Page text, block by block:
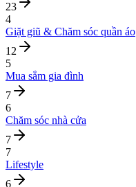
23
4
Giặt giũ & Chăm sóc quần áo
12
5
Mua sắm gia đình
7
6
Chăm sóc nhà cửa
7
7
Lifestyle
6